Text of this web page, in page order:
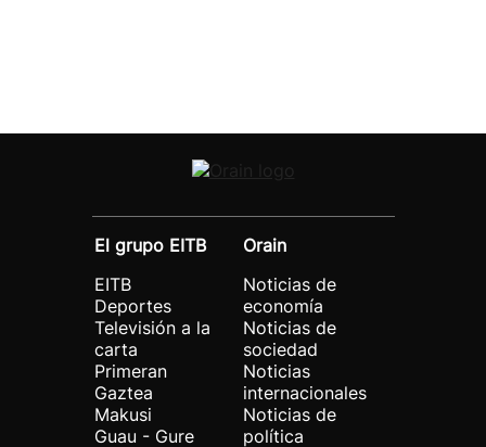
El grupo EITB
EITB
Deportes
Televisión a la
carta
Primeran
Gaztea
Makusi
Guau - Gure
Orain
Noticias de
economía
Noticias de
sociedad
Noticias
internacionales
Noticias de
política